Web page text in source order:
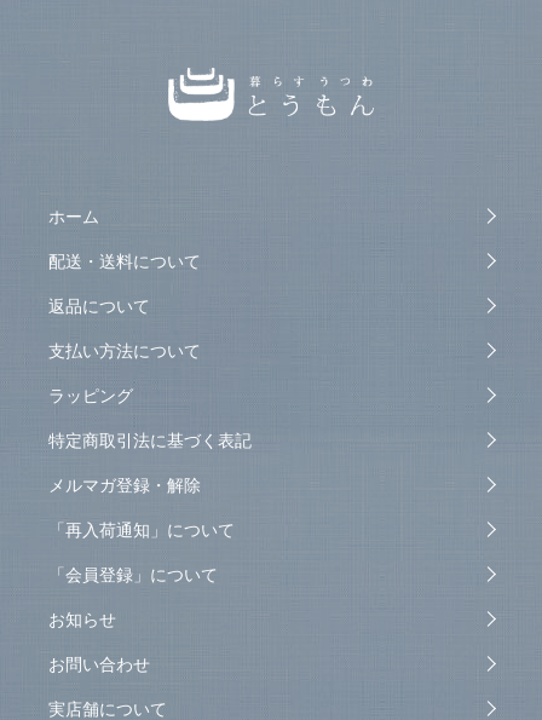
ホーム
配送・送料について
返品について
支払い方法について
ラッピング
特定商取引法に基づく表記
メルマガ登録・解除
「再入荷通知」について
「会員登録」について
お知らせ
お問い合わせ
実店舗について